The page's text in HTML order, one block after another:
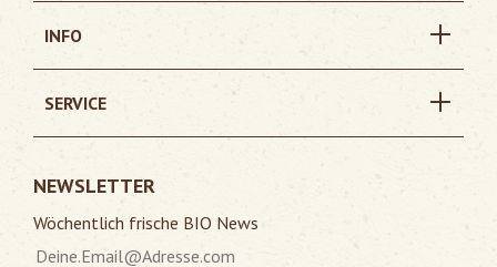
INFO
SERVICE
NEWSLETTER
Wöchentlich frische BIO News